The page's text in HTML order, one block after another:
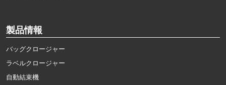
製品情報
バッグクロージャー
ラベルクロージャー
自動結束機